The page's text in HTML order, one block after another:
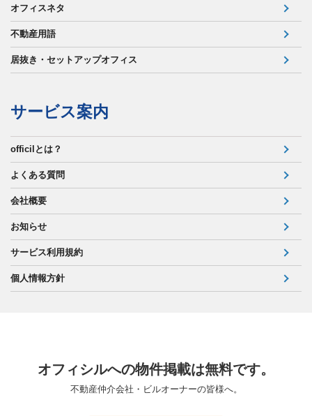
オフィスネタ
不動産用語
居抜き・セットアップオフィス
サービス案内
officilとは？
よくある質問
会社概要
お知らせ
サービス利用規約
個人情報方針
オフィシルへの物件掲載は無料です。
不動産仲介会社・ビルオーナーの皆様へ。